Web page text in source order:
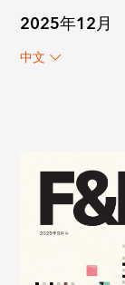
2025年12月
中文